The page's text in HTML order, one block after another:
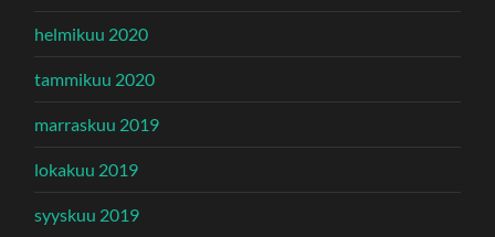
helmikuu 2020
tammikuu 2020
marraskuu 2019
lokakuu 2019
syyskuu 2019